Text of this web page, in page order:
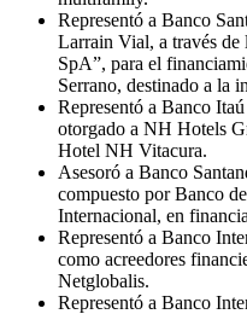
Representó a Banco
Larrain Vial, a través de
SpA”, para el
Serrano, destinado a la
Representó a Banco
otorgado a NH Hotels
Hotel NH Vitacura.
Asesoró a Banco
compuesto por Banco
Internacional, en
Representó a Banco
como acreedores
Netglobalis.
Representó a Banco